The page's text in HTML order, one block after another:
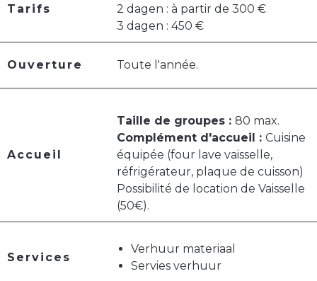
Tarifs
2 dagen : à partir de 300 €
3 dagen : 450 €
Ouverture Toute l'année.
Accueil
Taille de groupes : 80 max.
Complément d'accueil : Cuisine
équipée (four lave vaisselle,
réfrigérateur, plaque de cuisson)
Possibilité de location de Vaisselle
(50€).
Services
Verhuur materiaal
Servies verhuur